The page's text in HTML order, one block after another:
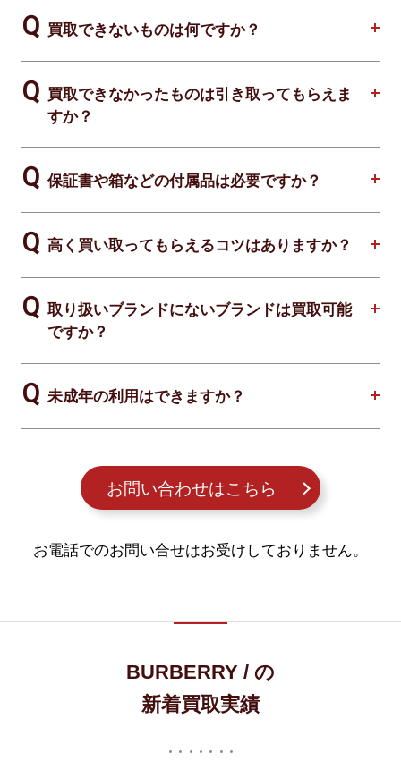
買取できないものは何ですか？
買取できなかったものは引き取ってもらえま
すか？
保証書や箱などの付属品は必要ですか？
高く買い取ってもらえるコツはありますか？
取り扱いブランドにないブランドは買取可能
ですか？
未成年の利用はできますか？
お問い合わせはこちら
お電話でのお問い合せはお受けしておりません。
BURBERRY / の
新着買取実績